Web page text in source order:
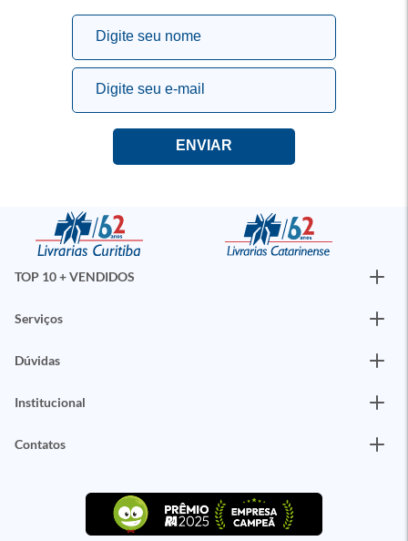
TOP 10 + VENDIDOS
Serviços
Dúvidas
Institucional
Contatos